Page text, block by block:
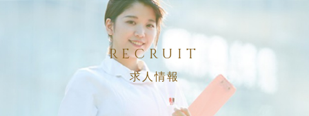
RECRUIT
求人情報